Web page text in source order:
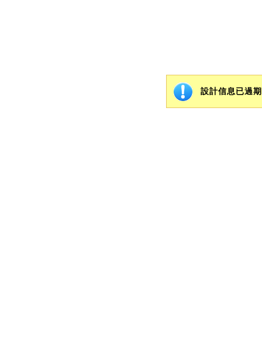
設計信息已過期